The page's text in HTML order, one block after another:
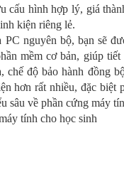
cấu hình hợp lý, giá
kiện riêng lẻ.
nguyên bộ, bạn sẽ
mềm cơ bản, giúp
chế độ bảo hành đồng
hơn rất nhiều, đặc biệt
sâu về phần cứng máy